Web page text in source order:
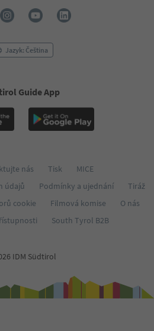
Jazyk: Čeština
Guide App
nás Tisk
MICE
údajů
Podmínky a ujednání
Tiráž
cookie
Filmová komise
O nás
South Tyrol B2B
IDM Südtirol